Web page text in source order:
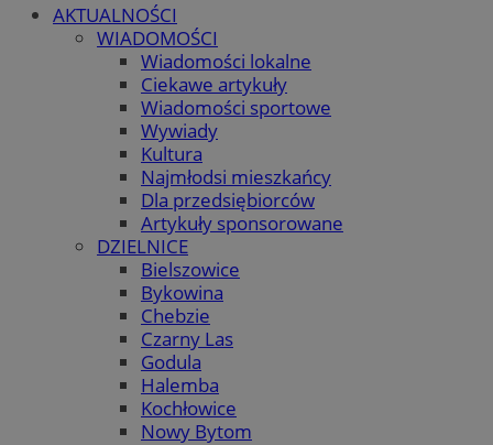
AKTUALNOŚCI
WIADOMOŚCI
Wiadomości lokalne
Ciekawe artykuły
Wiadomości sportowe
Wywiady
Kultura
Najmłodsi mieszkańcy
Dla przedsiębiorców
Artykuły sponsorowane
DZIELNICE
Bielszowice
Bykowina
Chebzie
Czarny Las
Godula
Halemba
Kochłowice
Nowy Bytom